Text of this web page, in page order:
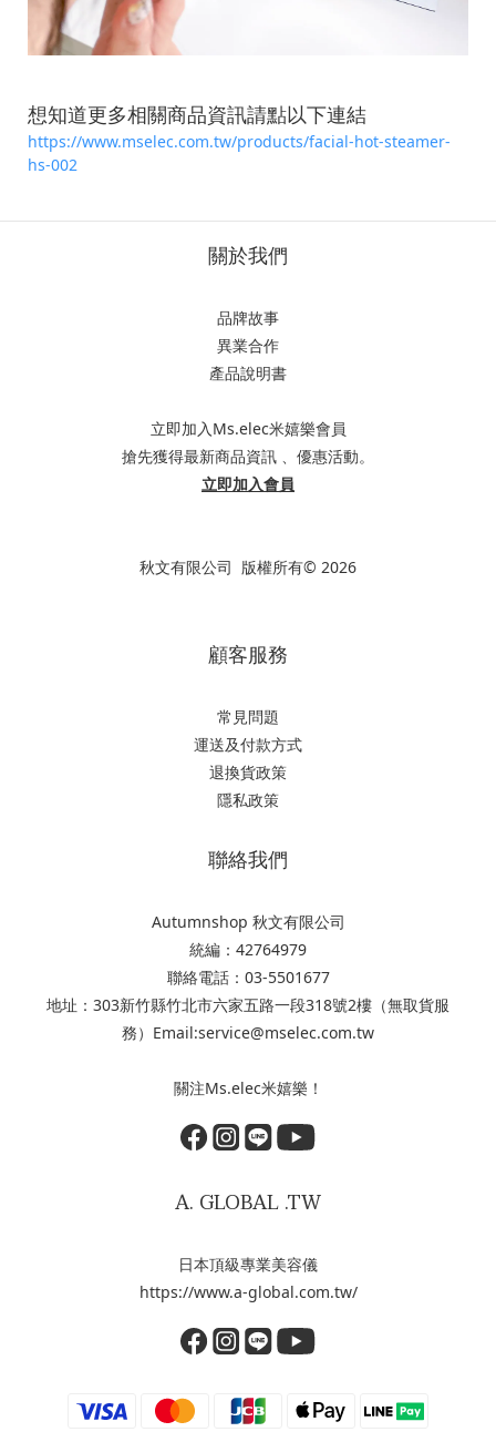
想知道更多相關商品資訊請點以下連結
https://www.mselec.com.tw/products/facial-hot-steamer-
hs-002
關於我們
品牌故事
異業合作
產品說明書
立即加入Ms.elec米嬉樂會員
搶先獲得最新商品資訊 、優惠活動。
立即加入會員
秋文有限公司 版權所有© 2026
顧客服務
常見問題
運送及付款方式
退換貨政策
隱私政策
聯絡我們
Autumnshop 秋文有限公司
統編：42764979
聯絡電話：03-5501677
地址：303新竹縣竹北市六家五路一段318號2樓（無取貨服
務）Email:service@mselec.com.tw
關注Ms.elec米嬉樂！
A. GLOBAL .TW
日本頂級專業美容儀
https://www.a-global.com.tw/